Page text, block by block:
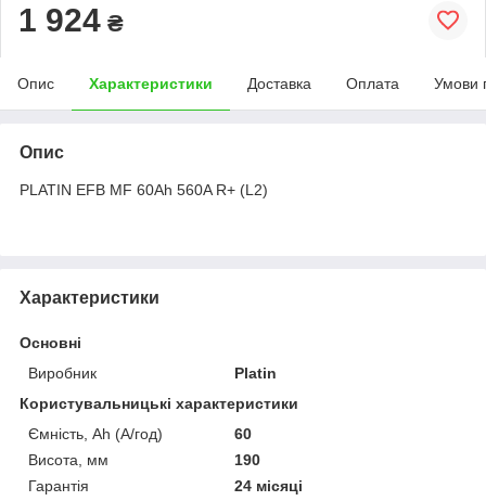
1 924 ₴
Опис Характеристики Доставка Оплата Умови
Опис
PLATIN EFB MF 60Ah 560A R+ (L2)
Характеристики
Основні
Виробник
Platin
Користувальницькі характеристики
Ємність, Ah (А/год)
60
Висота, мм
190
Гарантія
24 місяці